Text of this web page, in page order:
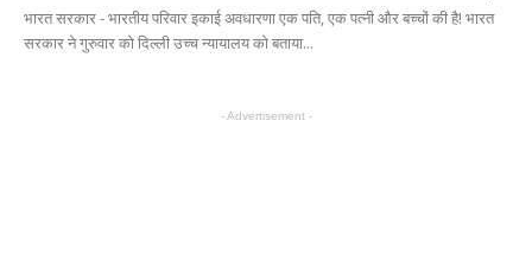
भारत सरकार - भारतीय परिवार इकाई अवधारणा एक पति, एक पत्नी और बच्चों की है! भारत
सरकार ने गुरुवार को दिल्ली उच्च न्यायालय को बताया...
- Advertisement -